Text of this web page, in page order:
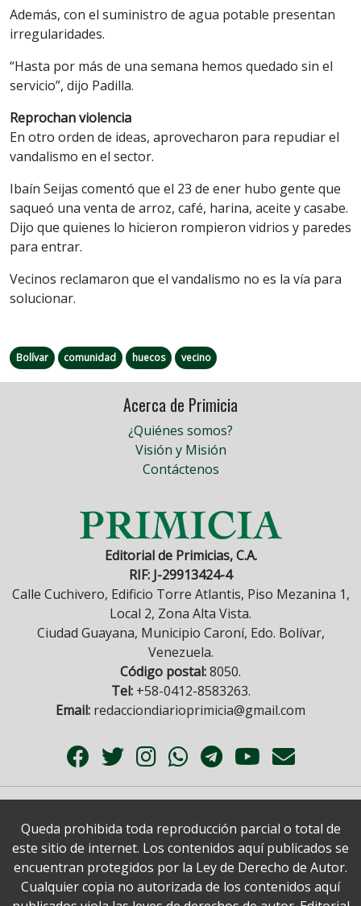
Además, con el suministro de agua potable presentan
irregularidades.
“Hasta por más de una semana hemos quedado sin el
servicio”, dijo Padilla.
Reprochan violencia
En otro orden de ideas, aprovecharon para repudiar el
vandalismo en el sector.
Ibaín Seijas comentó que el 23 de ener hubo gente que
saqueó una venta de arroz, café, harina, aceite y casabe.
Dijo que quienes lo hicieron rompieron vidrios y paredes
para entrar.
Vecinos reclamaron que el vandalismo no es la vía para
solucionar.
Bolívar comunidad huecos vecino
Acerca de Primicia
¿Quiénes somos?
Visión y Misión
Contáctenos
Editorial de Primicias, C.A.
RIF: J-29913424-4
Calle Cuchivero, Edificio Torre Atlantis, Piso Mezanina 1,
Local 2, Zona Alta Vista.
Ciudad Guayana, Municipio Caroní, Edo. Bolívar,
Venezuela.
Código postal:8050.
Tel:+58-0412-8583263.
Email: redacciondiarioprimicia@gmail.com
Queda prohibida toda reproducción parcial o total de
este sitio de internet. Los contenidos aquí publicados se
encuentran protegidos por la Ley de Derecho de Autor.
Cualquier copia no autorizada de los contenidos aquí